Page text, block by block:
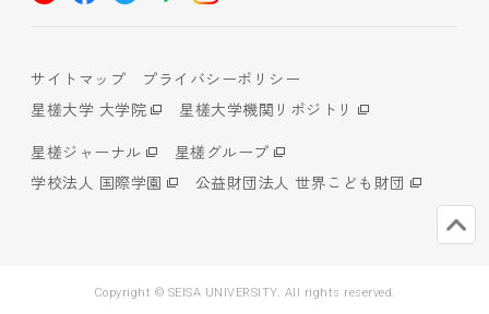
サイトマップ
プライバシーポリシー
星槎大学 大学院
星槎大学機関リポジトリ
星槎ジャーナル
星槎グループ
学校法人 国際学園
公益財団法人 世界こども財団
Copyright © SEISA UNIVERSITY. All rights reserved.